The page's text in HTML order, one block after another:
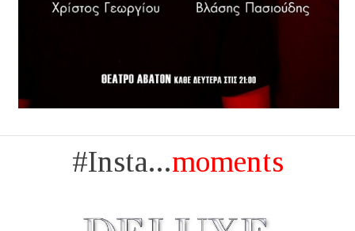
#Insta...moments